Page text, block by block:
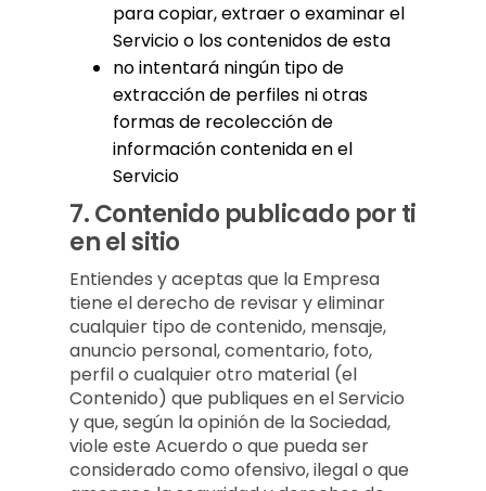
para copiar, extraer o examinar el
Servicio o los contenidos de esta
no intentará ningún tipo de
extracción de perfiles ni otras
formas de recolección de
información contenida en el
Servicio
7.Contenido publicado por ti
en el sitio
Entiendes y aceptas que la Empresa
tiene el derecho de revisar y eliminar
cualquier tipo de contenido, mensaje,
anuncio personal, comentario, foto,
perfil o cualquier otro material (el
Contenido) que publiques en el Servicio
y que, según la opinión de la Sociedad,
viole este Acuerdo o que pueda ser
considerado como ofensivo, ilegal o que